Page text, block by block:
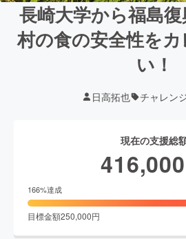
長崎大学から福島
村の食の安全性を
い！
日高拓也 チャレン
現在の支援総
416,000
166%達成
目標金額250,000円